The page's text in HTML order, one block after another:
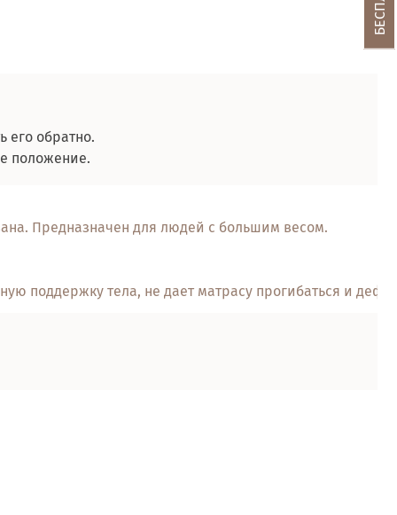
его обратно.
положение.
Предназначен для людей с большим весом.
поддержку тела, не дает матрасу прогибаться и